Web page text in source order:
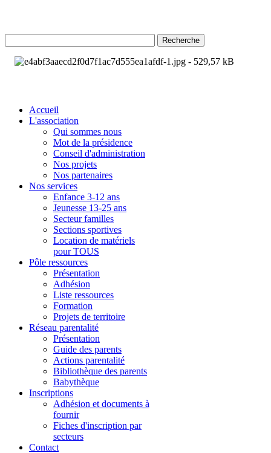
Recherche
Accueil
L'association
Qui sommes nous
Mot de la présidence
Conseil d'administration
Nos projets
Nos partenaires
Nos services
Enfance 3-12 ans
Jeunesse 13-25 ans
Secteur familles
Sections sportives
Location de matériels
pour TOUS
Pôle ressources
Présentation
Adhésion
Liste ressources
Formation
Projets de territoire
Réseau parentalité
Présentation
Guide des parents
Actions parentalité
Bibliothèque des parents
Babythèque
Inscriptions
Adhésion et documents à
fournir
Fiches d'inscription par
secteurs
Contact